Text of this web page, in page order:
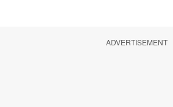
ADVERTISEMENT